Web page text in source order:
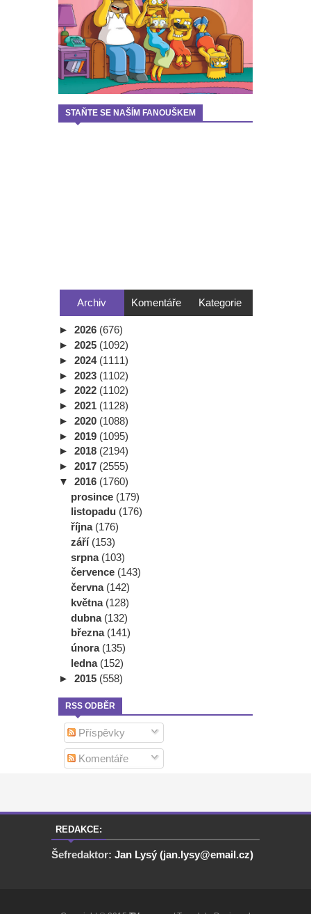
STAŇTE SE NAŠÍM FANOUŠKEM
Archiv Komentáře Kategorie
► 2026 (676)
► 2025 (1092)
► 2024 (1111)
► 2023 (1102)
► 2022 (1102)
► 2021 (1128)
► 2020 (1088)
► 2019 (1095)
► 2018 (2194)
► 2017 (2555)
▼ 2016 (1760)
prosince (179)
listopadu (176)
října (176)
září (153)
srpna (103)
července (143)
června (142)
května (128)
dubna (132)
března (141)
února (135)
ledna (152)
► 2015 (558)
RSS ODBĚR
Příspěvky
Komentáře
REDAKCE:
Šefredaktor: Jan Lysý (jan.lysy@email.cz)